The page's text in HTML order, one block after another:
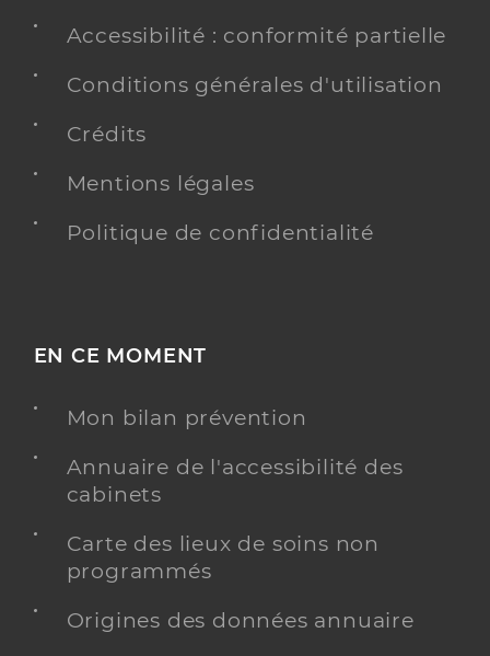
Accessibilité : conformité partielle
Conditions générales d'utilisation
Crédits
Mentions légales
Politique de confidentialité
EN CE MOMENT
Mon bilan prévention
Annuaire de l'accessibilité des
cabinets
Carte des lieux de soins non
programmés
Origines des données annuaire